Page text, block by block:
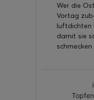
Wer die
Vortag
luftdichten
damit sie